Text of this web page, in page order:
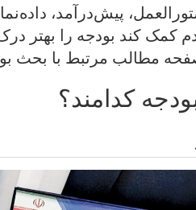
پیش‌درآمد،
کمک کند بودجه را بهتر
صفحه مطالب مرتبط با
کدامند؟